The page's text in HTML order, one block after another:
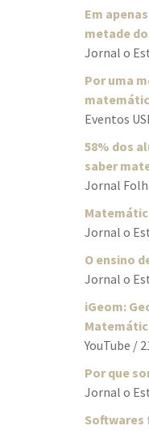
Em
metade
Jornal o
Por uma
Eventos
58% dos
saber
Jornal
Jornal o
O ensino
Jornal o
iGeom:
YouTube /
Por que
Jornal o
Softwares